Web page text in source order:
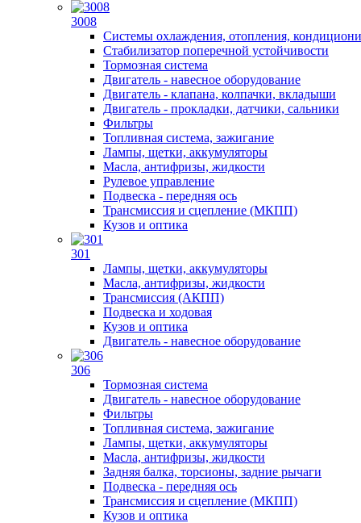
3008
Системы охлаждения, отопления,
Стабилизатор поперечной устойчивости
Тормозная система
Двигатель - навесное оборудование
Двигатель - клапана, колпачки, вкладыши
Двигатель - прокладки, датчики, сальники
Фильтры
Топливная система, зажигание
Лампы, щетки, аккумуляторы
Масла, антифризы, жидкости
Рулевое управление
Подвеска - передняя ось
Трансмиссия и сцепление (МКПП)
Кузов и оптика
301
Лампы, щетки, аккумуляторы
Масла, антифризы, жидкости
Трансмиссия (АКПП)
Подвеска и ходовая
Кузов и оптика
Двигатель - навесное оборудование
306
Тормозная система
Двигатель - навесное оборудование
Фильтры
Топливная система, зажигание
Лампы, щетки, аккумуляторы
Масла, антифризы, жидкости
Задняя балка, торсионы, задние рычаги
Подвеска - передняя ось
Трансмиссия и сцепление (МКПП)
Кузов и оптика